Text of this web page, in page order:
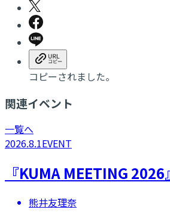
コピーされました。
関連イベント
一覧へ
2026.8.1EVENT
『KUMA MEETING 2026
熊井友理奈